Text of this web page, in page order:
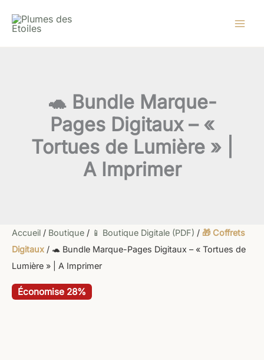
🐢 Bundle Marque-
Pages Digitaux – «
Tortues de Lumière » |
A Imprimer
Accueil / Boutique / 📱 Boutique Digitale (PDF) / 🎁 Coffrets
Digitaux / 🐢 Bundle Marque-Pages Digitaux – « Tortues de
Lumière » | A Imprimer
Économise 28%
prix
«
Tortues
de
Lumière
»
A